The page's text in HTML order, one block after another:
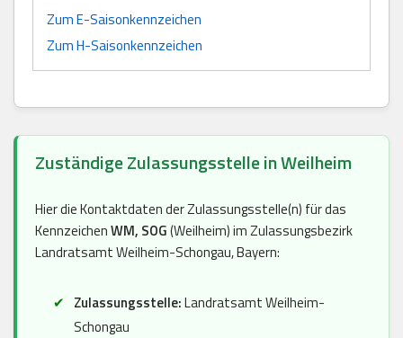
Zum E-Saisonkennzeichen
Zum H-Saisonkennzeichen
Zuständige Zulassungsstelle in Weilheim
Hier die Kontaktdaten der Zulassungsstelle(n) für das
KennzeichenWM, SOG(Weilheim) im Zulassungsbezirk
Landratsamt Weilheim-Schongau, Bayern:
Zulassungsstelle:Landratsamt Weilheim-
Schongau